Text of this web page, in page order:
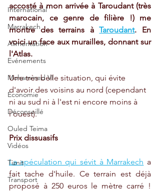
International
Marrakech
Alimentation
Evénements
Mohammed VI
Economie
Déconseillé
Ouled Teima
Vidéos
Tiznit
Transport
accosté à mon arrivée à Taroudant (très
marocain, ce genre de filière !) me
montre des terrains à Taroudant. En
voici un face aux murailles, donnant sur
l'Atlas.
Une très belle situation, qui évite
d'avoir des voisins au nord (cependant
ni au sud ni à l'est ni encore moins à
l'ouest).
Prix dissuasifs
La spéculation qui sévit à Marrakech a
fait tache d'huile. Ce terrain est déjà
proposé à 250 euros le mètre carré !